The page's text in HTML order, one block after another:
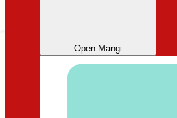
Open Mangi